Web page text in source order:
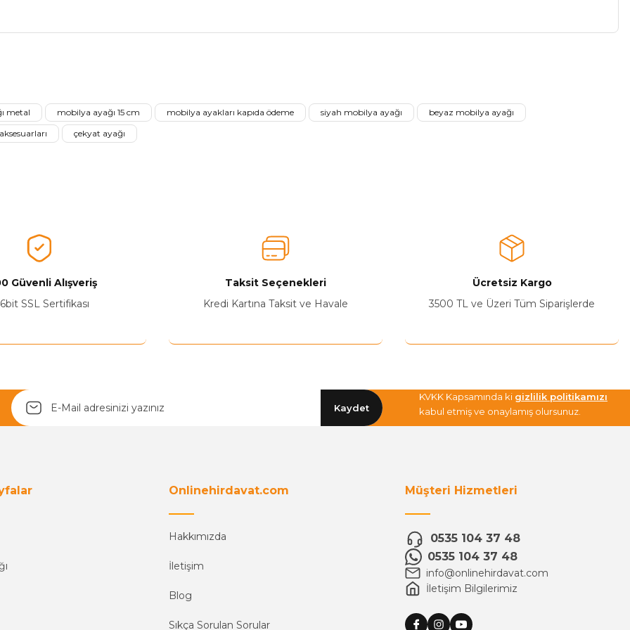
Ürünü Değerlendir
metal mobilya ayağı 15 cm mobilya ayakları kapıda ödeme siyah mobilya ayağı
beyaz mobilya ayağı
çekyat ayağı
Güvenli Alışveriş
SSL Sertifikası
Taksit Seçenekleri
Kredi Kartına Taksit ve Havale
Ücretsiz Kargo
3500 TL ve Üzeri Tüm Siparişlerde
Kaydet
KVKK Kapsamında ki gizlilik politikamızı
kabul etmiş ve onaylamış olursunuz.
Onlinehirdavat.com
Hakkımızda
İletişim
Blog
Sıkça Sorulan Sorular
Müşteri Hizmetleri
0535 104 37 48
0535 104 37 48
info@onlinehirdavat.com
İletişim Bilgilerimiz